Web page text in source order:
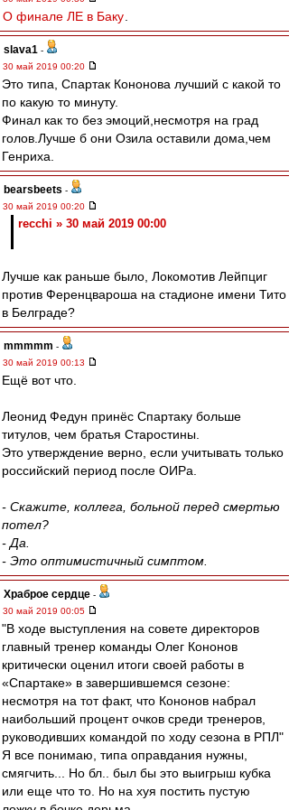
О финале ЛЕ в Баку
slava1 -
30 май 2019 00:20
Это типа, Спартак Кононова лучший с какой то
по какую то минуту.
Финал как то без эмоций,несмотря на град
голов.Лучше б они Озила оставили дома,чем
Генриха.
bearsbeets -
30 май 2019 00:20
recchi » 30 май 2019 00:00
Лучше как раньше было, Локомотив Лейпциг
против Ференцвароша на стадионе имени Тито
в Белграде?
mmmmm -
30 май 2019 00:13
Ещё вот что.
Леонид Федун принёс Спартаку больше
титулов, чем братья Старостины.
Это утверждение верно, если учитывать только
российский период после ОИРа.
- Скажите, коллега, больной перед смертью
потел?
- Да.
- Это оптимистичный симптом.
Храброе сердце -
30 май 2019 00:05
"В ходе выступления на совете директоров
главный тренер команды Олег Кононов
критически оценил итоги своей работы в
«Спартаке» в завершившемся сезоне:
несмотря на тот факт, что Кононов набрал
наибольший процент очков среди тренеров,
руководивших командой по ходу сезона в РПЛ"
Я все понимаю, типа оправдания нужны,
смягчить... Но бл.. был бы это выигрыш кубка
или еще что то. Но на хуя постить пустую